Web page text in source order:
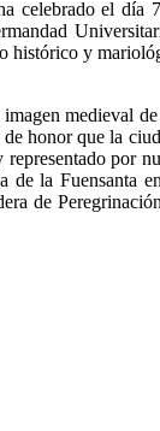
celebrado el día
histórico y
medieval
honor que la
por
la Fuensanta
de